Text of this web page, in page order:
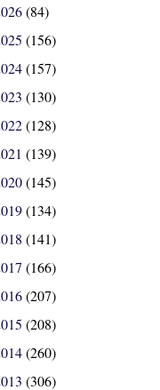
(84)
(156)
(157)
(130)
(128)
(139)
(145)
(134)
(141)
(166)
(207)
(208)
(260)
(306)